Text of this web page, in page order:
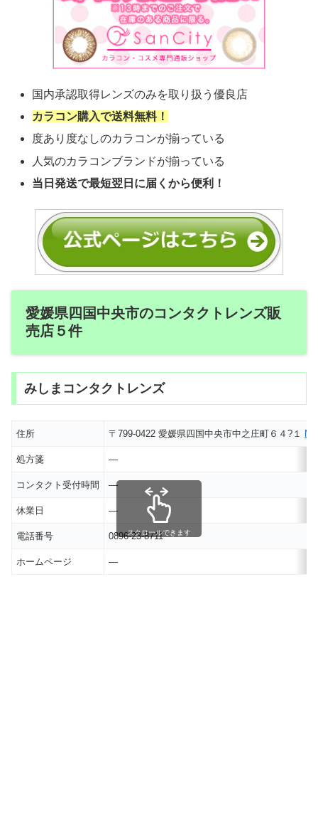
国内承認取得レンズのみを取り扱う優良店
カラコン購入で送料無料！
度あり度なしのカラコンが揃っている
人気のカラコンブランドが揃っている
当日発送で最短翌日に届くから便利！
愛媛県四国中央市のコンタクトレンズ販
売店５件
みしまコンタクトレンズ
住所 〒799-0422 愛媛県四国中央市中之庄町６４?１
処方箋 ―
コンタクト受付時間 ―
休業日 ―
電話番号 0896-23-8711
ホームページ ―
スクロールできます